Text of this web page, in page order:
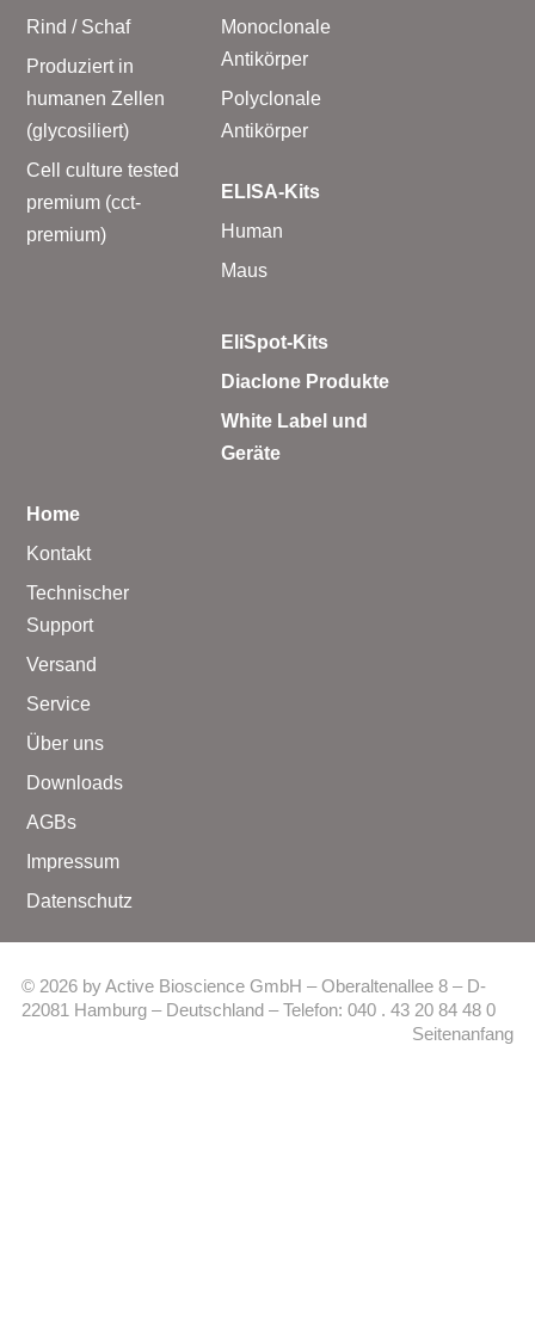
Rind / Schaf
Produziert in
humanen Zellen
(glycosiliert)
Cell culture tested
premium (cct-
premium)
Monoclonale
Antikörper
Polyclonale
Antikörper
ELISA-Kits
Human
Maus
EliSpot-Kits
Diaclone Produkte
White Label und
Geräte
Home
Kontakt
Technischer
Support
Versand
Service
Über uns
Downloads
AGBs
Impressum
Datenschutz
© 2026 by Active Bioscience GmbH – Oberaltenallee 8 – D-
22081 Hamburg – Deutschland – Telefon: 040 . 43 20 84 48 0
Seitenanfang